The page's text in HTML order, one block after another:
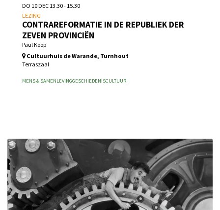
CONTRAREFORMATIE IN DE REPUBLIEK DER
ZEVEN PROVINCIËN
Paul Koop
LEZING
DO 10 DEC 13.30 - 15.30
Cultuurhuis de Warande, Turnhout
Terraszaal
MENS & SAMENLEVINGGESCHIEDENISCULTUUR